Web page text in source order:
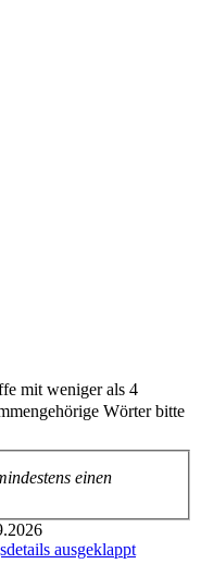
mit weniger als 4
Wörter bitte
einen
ausgeklappt